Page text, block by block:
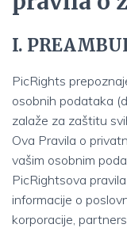
I.
PicRights
osobnih podataka
zalaže za zaštitu
Ova Pravila o
vašim osobnim
PicRightsova
informacije o
korporacije,